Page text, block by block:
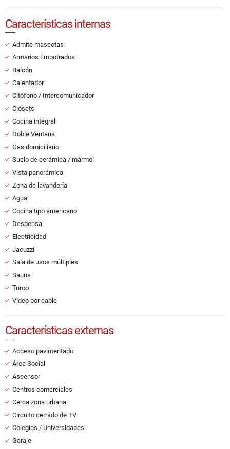
Características internas
Admite mascotas
Armarios Empotrados
Balcón
Calentador
Citófono / Intercomunicador
Clósets
Cocina integral
Doble Ventana
Gas domiciliario
Suelo de cerámica / mármol
Vista panorámica
Zona de lavandería
Agua
Cocina tipo americano
Despensa
Electricidad
Jacuzzi
Sala de usos múltiples
Sauna
Turco
Video por cable
Características externas
Acceso pavimentado
Área Social
Ascensor
Centros comerciales
Cerca zona urbana
Circuito cerrado de TV
Colegios / Universidades
Garaje